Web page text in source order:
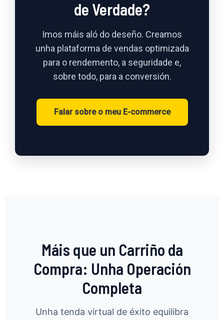
de Verdade?
Imos máis aló do deseño. Creamos
unha plataforma de vendas optimizada
para o rendemento, a seguridade e,
sobre todo, para a conversión.
Falar sobre o meu E-commerce
Máis que un Carriño da
Compra: Unha Operación
Completa
Unha tenda virtual de éxito equilibra